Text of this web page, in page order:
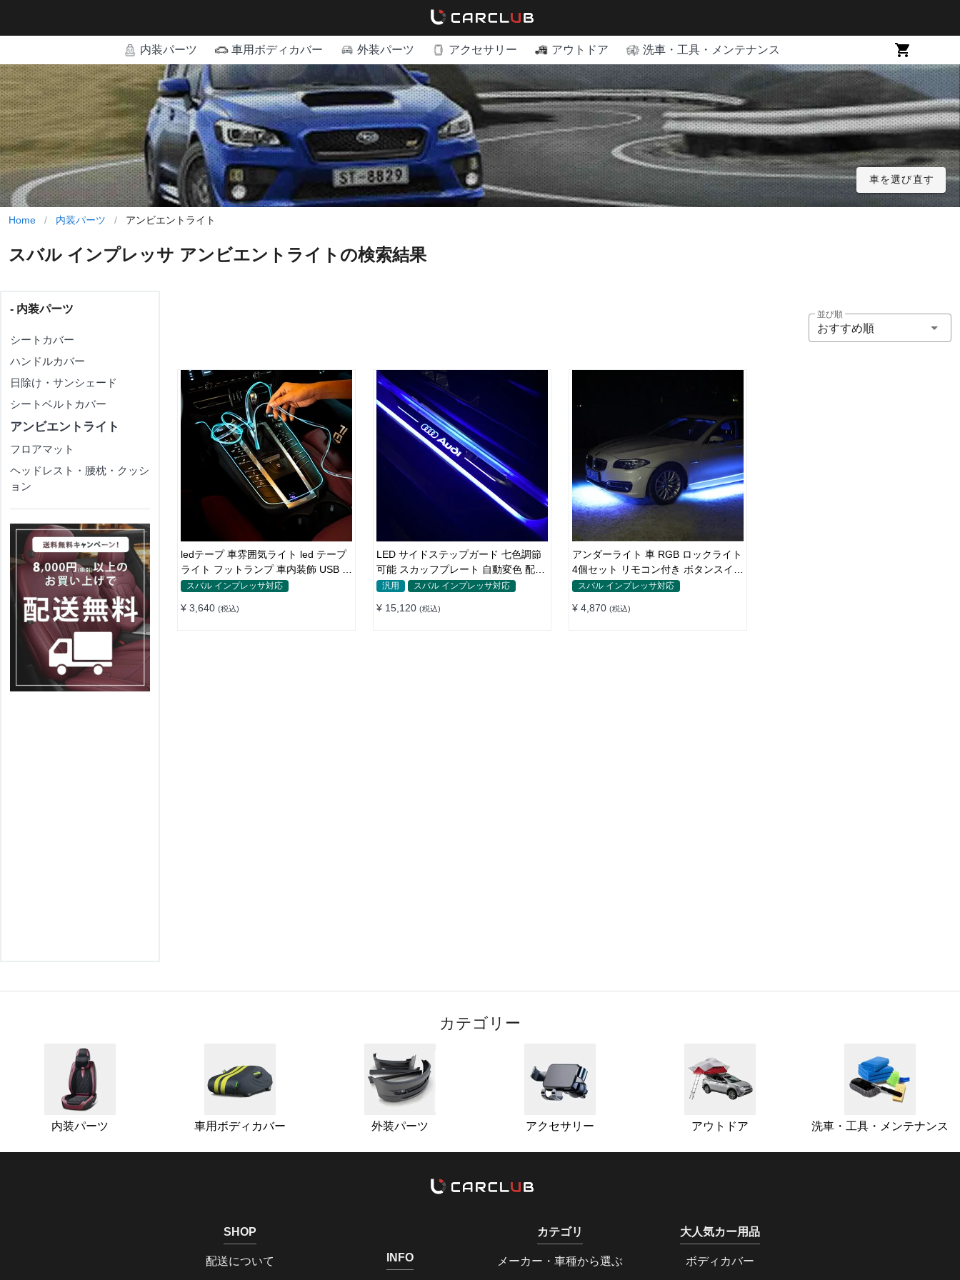
内装パーツ 車用ボディカバー 外装パーツ アクセサリー アウトドア 洗車・工具・メンテナンス
車を選び直す
Home / 内装パーツ / アンビエントライト
スバル インプレッサ アンビエントライトの検索結果
- 内装パーツ
シートカバー
ハンドルカバー
日除け・サンシェード
シートベルトカバー
アンビエントライト
フロアマット
ヘッドレスト・腰枕・クッシ
ョン
並び順
おすすめ順
ledテープ 車雰囲気ライト led テープ
ライト フットランプ 車内装飾 USB 3
メートル
スバル インプレッサ対応
¥ 3,640 (税込)
LED サイドステップガード 七色調節
可能 スカッフプレート 自動変色 配線
不要 自動変色
汎用 スバル インプレッサ対応
¥ 15,120 (税込)
アンダーライト 車 RGB ロックライト
4個セット リモコン付き ボタンスイッ
チ付き 多機能 車外装飾 車のシャーシ
スバル インプレッサ対応
¥ 4,870 (税込)
カテゴリー
内装パーツ 車用ボディカバー 外装パーツ アクセサリー アウトドア 洗車・工具・メンテナンス
SHOP
配送について INFO
カテゴリ
メーカー・車種から選ぶ
大人気カー用品
ボディカバー